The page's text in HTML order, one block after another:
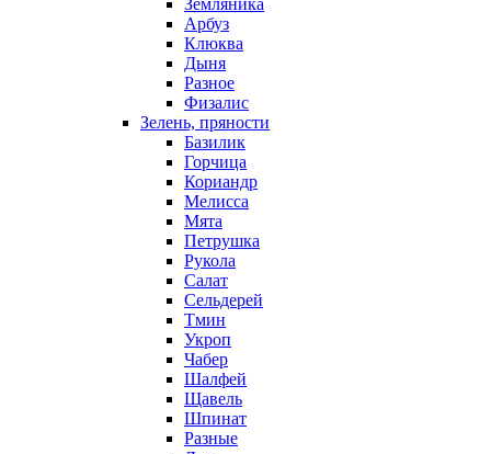
Земляника
Арбуз
Клюква
Дыня
Разное
Физалис
Зелень, пряности
Базилик
Горчица
Кориандр
Мелисса
Мята
Петрушка
Рукола
Салат
Сельдерей
Тмин
Укроп
Чабер
Шалфей
Щавель
Шпинат
Разные